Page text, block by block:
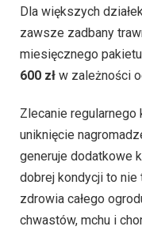
Dla większych
zawsze zadbany
miesięcznego
600 zł w zależności
Zlecanie
uniknięcie
generuje dodatkowe
dobrej kondycji to
zdrowia całego
chwastów, mchu i